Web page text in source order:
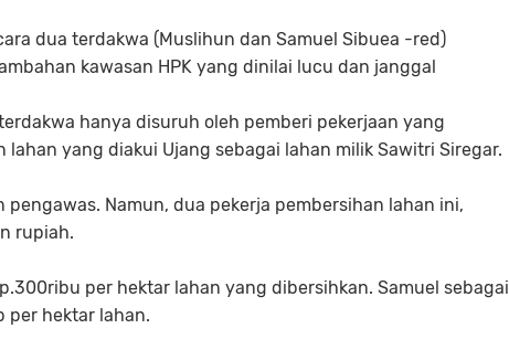
dua terdakwa (Muslihun dan Samuel Sibuea -red)
kawasan HPK yang dinilai lucu dan janggal
hanya disuruh oleh pemberi pekerjaan yang
yang diakui Ujang sebagai lahan milik Sawitri Siregar.
pengawas. Namun, dua pekerja pembersihan lahan ini,
rupiah.
per hektar lahan yang dibersihkan. Samuel sebagai
per hektar lahan.